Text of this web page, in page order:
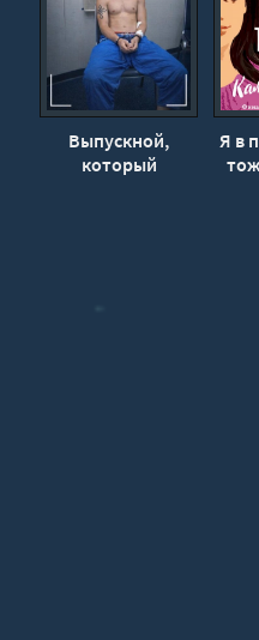
Выпускной,
который
Я в